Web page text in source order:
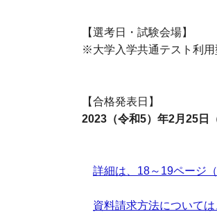
【選考日・試験会場】
※大学入学共通テスト利用
【合格発表日】
2023（令和5）年2月25日
詳細は、18～19ページ
資料請求方法について